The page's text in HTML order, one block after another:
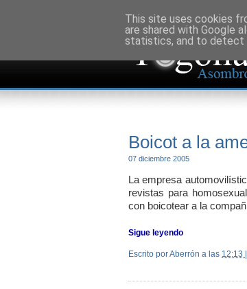
Boicot a la
07 diciembre 2005
La empresa
revistas para
con boicotear a la
Sigue leyendo
Escrito por Aberrón a las 12:13 |
This site uses cookies
are shared with Google
statistics, and to detect